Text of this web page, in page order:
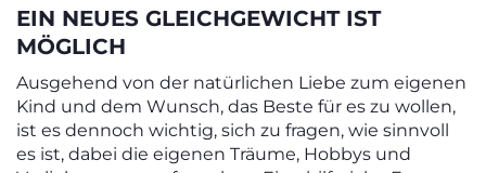
EIN NEUES GLEICHGEWICHT IST
MÖGLICH
Ausgehend von der natürlichen Liebe zum eigenen
Kind und dem Wunsch, das Beste für es zu wollen,
ist es dennoch wichtig, sich zu fragen, wie sinnvoll
es ist, dabei die eigenen Träume, Hobbys und